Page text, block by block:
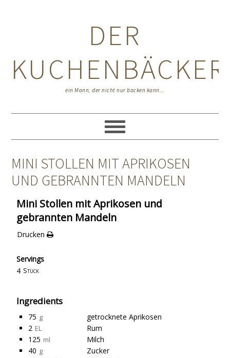
DER
KUCHENBÄCKER
ein Mann, der nicht nur backen kann...
MINI STOLLEN MIT APRIKOSEN
UND GEBRANNTEN MANDELN
Mini Stollen mit Aprikosen und
gebrannten Mandeln
Drucken
Servings
4 Stück
Ingredients
75 g
getrocknete Aprikosen
2 EL
Rum
125 ml
Milch
40 g
Zucker